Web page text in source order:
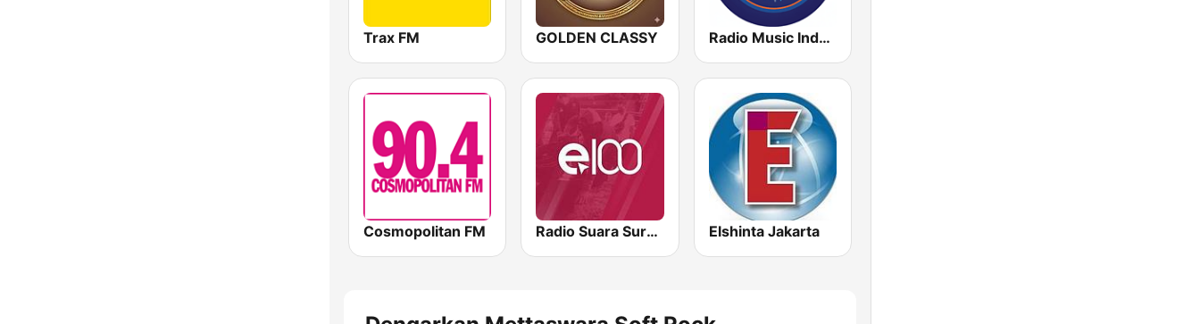
Trax FM GOLDEN CLASSY Radio Music Indonesia
Cosmopolitan FM Radio Suara Surabaya Elshinta Jakarta